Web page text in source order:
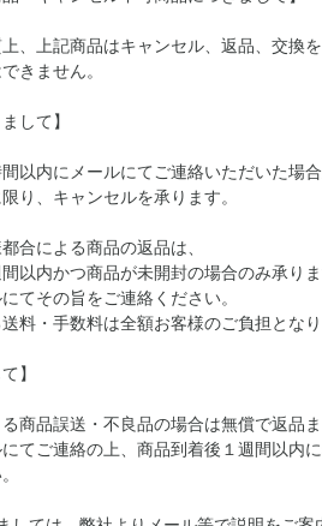
、上記商品はキャンセル、返品、交換を
きません。
して】
以内にメールにてご連絡いただいた場
、キャンセルを承ります。
合による商品の返品は、
内かつ商品が未開封の場合のみ承りま
その旨をご連絡ください。
・手数料は全額お客様のご負担となり
】
商品誤送・不良品の場合は無償で返品ま
ご連絡の上、商品到着後１週間以内